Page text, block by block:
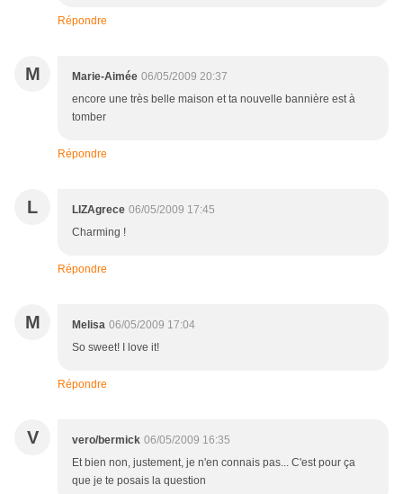
Répondre
M Marie-Aimée 06/05/2009 20:37
encore une très belle maison et ta nouvelle bannière est à
tomber
Répondre
L LIZAgrece 06/05/2009 17:45
Charming !
Répondre
M Melisa 06/05/2009 17:04
So sweet! I love it!
Répondre
V vero/bermick 06/05/2009 16:35
Et bien non, justement, je n'en connais pas... C'est pour ça
que je te posais la question